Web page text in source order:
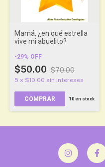
Mamá, ¿en qué estrella
vive mi abuelito?
-29% OFF
$50.00 $70.00
5 x $10.00 sin intereses
COMPRAR 10en stock